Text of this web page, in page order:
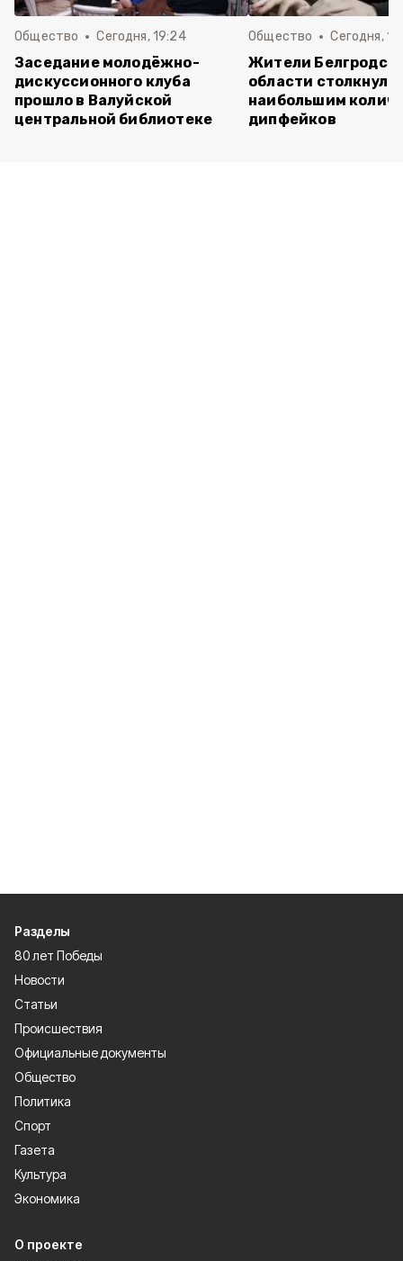
Общество Сегодня, 19:24
Заседание молодёжно-
дискуссионного клуба
прошло в Валуйской
центральной библиотеке
Общество Сегодня,
Жители
области
наибольшим
дипфейков
Разделы
80 лет Победы
Новости
Статьи
Происшествия
Официальные документы
Общество
Политика
Спорт
Газета
Культура
Экономика
О проекте